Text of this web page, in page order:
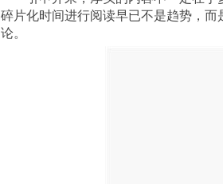
碎片化时间进行阅读早已不是趋势，
论。